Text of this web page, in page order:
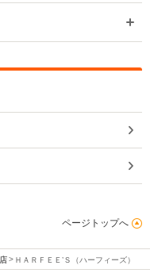
ページトップへ
ＨＡＲＦＥＥ’Ｓ（ハーフィーズ）